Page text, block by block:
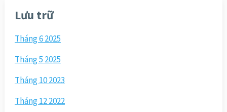
Lưu trữ
Tháng 6 2025
Tháng 5 2025
Tháng 10 2023
Tháng 12 2022